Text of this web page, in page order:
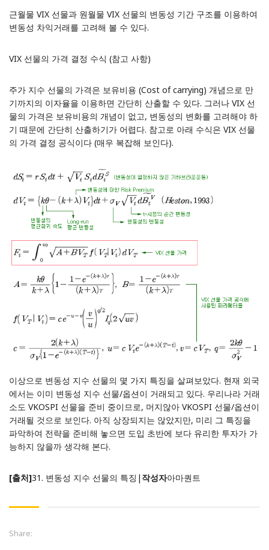
근월물 VIX 선물과 원월물 VIX 선물의 변동성 기간 구조를 이용하여
변동성 차익거래를 고려해 볼 수 있다.
VIX 선물의 가격 결정 수식 (참고 사항)
주가 지수 선물의 가격은 보유비용 (Cost of carrying) 개념으로 만
기까지의 이자율을 이용하면 간단히 산출할 수 있다. 그러나 VIX 선
물의 가격은 보유비용의 개념이 없고, 변동성의 변화를 고려해야 하
기 때문에 간단히 산출하기가 어렵다. 참고로 아래 수식은 VIX 선물
의 가격 결정 공식이다 (매우 복잡해 보인다).
이상으로 변동성 지수 선물의 몇 가지 특징을 살펴보았다. 현재 외국
에서는 이미 변동성 지수 선물/옵션이 거래되고 있다. 우리나라 거래
소도 VKOSPI 선물을 준비 중이므로, 머지않아 VKOSPI 선물/옵션이
거래될 것으로 보인다. 아직 상장되지는 않았지만, 미리 그 특징을
파악하여 전략을 준비해 놓으면 도입 초반에 보다 유리한 투자가 가
능하지 않을까 생각해 본다.
[출처]31. 변동성 지수 선물의 특징 | 작성자아마퀀트
Share: